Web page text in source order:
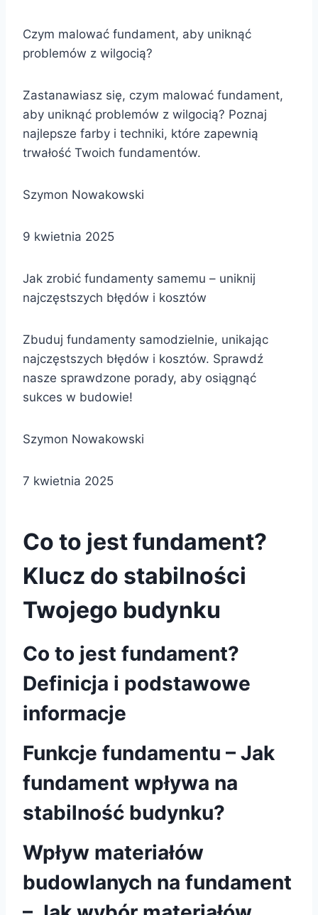
Czym malować fundament, aby uniknąć
problemów z wilgocią?
Zastanawiasz się, czym malować fundament,
aby uniknąć problemów z wilgocią? Poznaj
najlepsze farby i techniki, które zapewnią
trwałość Twoich fundamentów.
Szymon Nowakowski
9 kwietnia 2025
Jak zrobić fundamenty samemu – uniknij
najczęstszych błędów i kosztów
Zbuduj fundamenty samodzielnie, unikając
najczęstszych błędów i kosztów. Sprawdź
nasze sprawdzone porady, aby osiągnąć
sukces w budowie!
Szymon Nowakowski
7 kwietnia 2025
Co to jest fundament?
Klucz do stabilności
Twojego budynku
Co to jest fundament?
Definicja i podstawowe
informacje
Funkcje fundamentu – Jak
fundament wpływa na
stabilność budynku?
Wpływ materiałów
budowlanych na fundament